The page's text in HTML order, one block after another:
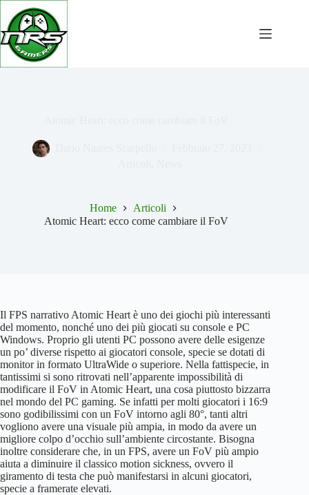
Salta
contenuto
Home
Articoli
Atomic Heart: ecco come cambiare il FoV
Il FPS narrativo Atomic Heart è uno dei giochi più interessanti
del momento, nonché uno dei più giocati su console e PC
Windows. Proprio gli utenti PC possono avere delle esigenze
un po’ diverse rispetto ai giocatori console, specie se dotati di
monitor in formato UltraWide o superiore. Nella fattispecie, in
tantissimi si sono ritrovati nell’apparente impossibilità di
modificare il FoV in Atomic Heart, una cosa piuttosto bizzarra
nel mondo del PC gaming. Se infatti per molti giocatori i 16:9
sono godibilissimi con un FoV intorno agli 80°, tanti altri
vogliono avere una visuale più ampia, in modo da avere un
migliore colpo d’occhio sull’ambiente circostante. Bisogna
inoltre considerare che, in un FPS, avere un FoV più ampio
aiuta a diminuire il classico motion sickness, ovvero il
giramento di testa che può manifestarsi in alcuni giocatori,
specie a framerate elevati.